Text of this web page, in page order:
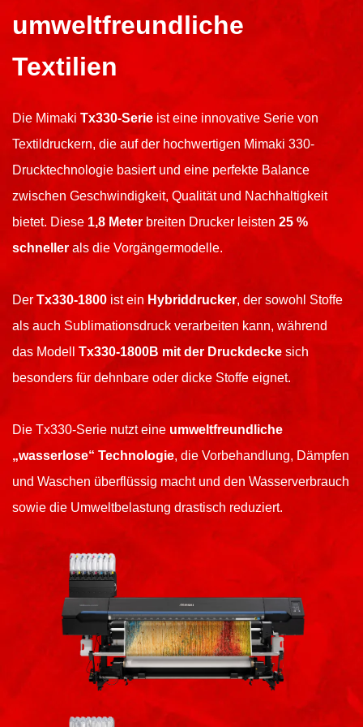
umweltfreundliche
Textilien
Die Mimaki Tx330-Serie ist eine innovative Serie von
Textildruckern, die auf der hochwertigen Mimaki 330-
Drucktechnologie basiert und eine perfekte Balance
zwischen Geschwindigkeit, Qualität und Nachhaltigkeit
bietet. Diese 1,8 Meter breiten Drucker leisten 25 %
schneller als die Vorgängermodelle.
Der Tx330-1800 ist ein Hybriddrucker, der sowohl Stoffe
als auch Sublimationsdruck verarbeiten kann, während
das Modell Tx330-1800B mit der Druckdecke sich
besonders für dehnbare oder dicke Stoffe eignet.
Die Tx330-Serie nutzt eine umweltfreundliche
„wasserlose“ Technologie, die Vorbehandlung, Dämpfen
und Waschen überflüssig macht und den Wasserverbrauch
sowie die Umweltbelastung drastisch reduziert.